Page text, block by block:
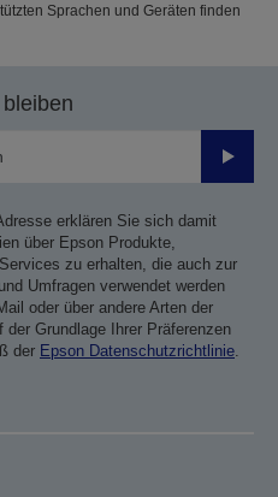
Sprachen und Geräten finden
erklären Sie sich damit
über Epson Produkte,
zu erhalten, die auch zur
Umfragen verwendet werden
oder über andere Arten der
Grundlage Ihrer Präferenzen
der Epson Datenschutzrichtlinie